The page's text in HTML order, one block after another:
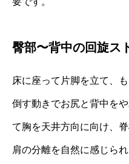
臀部〜背中の回旋ス
床に座って片脚を立て、
倒す動きでお尻と背中を
て胸を天井方向に向け、
肩の分離を自然に感じら